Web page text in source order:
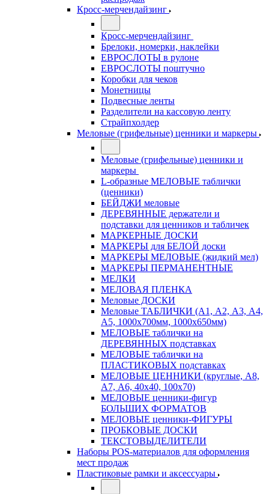
Кросс-мерчендайзинг
Кросс-мерчендайзинг
Брелоки, номерки, наклейки
ЕВРОСЛОТЫ в рулоне
ЕВРОСЛОТЫ поштучно
Коробки для чеков
Монетницы
Подвесные ленты
Разделители на кассовую ленту
Страйпхолдер
Меловые (грифельные) ценники и маркеры
Меловые (грифельные) ценники и
маркеры
L-образные МЕЛОВЫЕ таблички
(ценники)
БЕЙДЖИ меловые
ДЕРЕВЯННЫЕ держатели и
подставки для ценников и табличек
МАРКЕРНЫЕ ДОСКИ
МАРКЕРЫ для БЕЛОЙ доски
МАРКЕРЫ МЕЛОВЫЕ (жидкий мел)
МАРКЕРЫ ПЕРМАНЕНТНЫЕ
МЕЛКИ
МЕЛОВАЯ ПЛЕНКА
Меловые ДОСКИ
Меловые ТАБЛИЧКИ (А1, А2, А3, А4,
А5, 1000х700мм, 1000х650мм)
МЕЛОВЫЕ таблички на
ДЕРЕВЯННЫХ подставках
МЕЛОВЫЕ таблички на
ПЛАСТИКОВЫХ подставках
МЕЛОВЫЕ ЦЕННИКИ (круглые, А8,
А7, А6, 40х40, 100х70)
МЕЛОВЫЕ ценники-фигур
БОЛЬШИХ ФОРМАТОВ
МЕЛОВЫЕ ценники-ФИГУРЫ
ПРОБКОВЫЕ ДОСКИ
ТЕКСТОВЫДЕЛИТЕЛИ
Наборы POS-материалов для оформления
мест продаж
Пластиковые рамки и аксессуары